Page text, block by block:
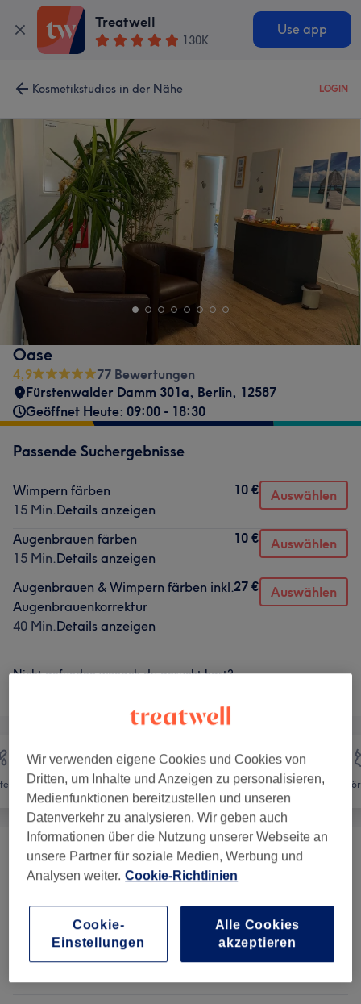
Treatwell
130K
Use app
Kosmetikstudios in der Nähe LOGIN
Oase
4,9
77 Bewertungen
Fürstenwalder Damm 301a, Berlin, 12587
Geöffnet Heute: 09:00 - 18:30
Passende Suchergebnisse
Wimpern färben
15 Min.Details anzeigen
10 € Auswählen
Augenbrauen färben
15 Min.Details anzeigen
10 € Auswählen
Augenbrauen & Wimpern färben inkl.
Augenbrauenkorrektur
40 Min.Details anzeigen
27 € Auswählen
Nicht gefunden wonach du gesucht hast?
Gesicht Massage
Gesichtsbehandlungen (6) ab 49 €
Salonbewertungen
Wir verwenden eigene Cookies und Cookies von
Dritten, um Inhalte und Anzeigen zu personalisieren,
Medienfunktionen bereitzustellen und unseren
Datenverkehr zu analysieren. Wir geben auch
Informationen über die Nutzung unserer Webseite an
unsere Partner für soziale Medien, Werbung und
Analysen weiter. Cookie-Richtlinien
Cookie-
Einstellungen
Alle Cookies
akzeptieren